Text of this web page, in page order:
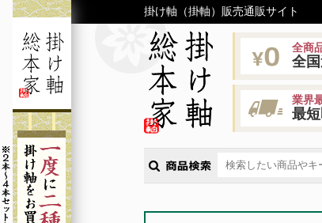
掛け軸（掛軸）販売通販サイト
全商
全
業界
最